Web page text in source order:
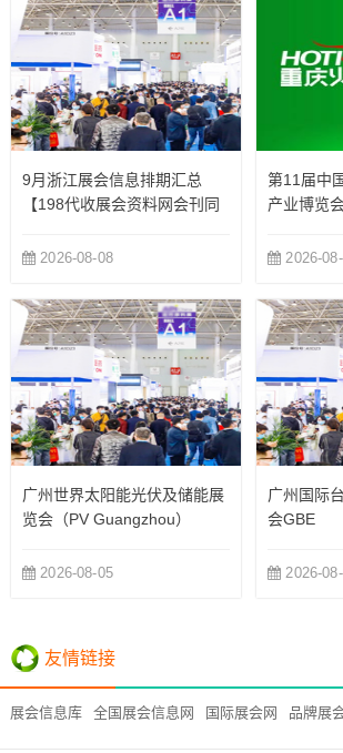
9月浙江展会信息排期汇总
【198代收展会资料网会刊同
2026-08-08
第11届中
产业博览
2026-
广州世界太阳能光伏及储能展
览会（PV Guangzhou）
2026-08-05
广州国际
会GBE
2026-
友情链接
展会信息库 全国展会信息网 国际展会网 品牌展